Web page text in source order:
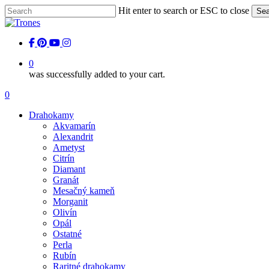
Skip
to
content
Hit enter to search or ESC to close
Close
facebook
pinterest
youtubeinstagram
0
was successfully added to your cart.
Menu
0
Drahokamy
Akvamarín
Alexandrit
Ametyst
Citrín
Diamant
Granát
Mesačný kameň
Morganit
Olivín
Opál
Ostatné
Perla
Rubín
Raritné drahokamy